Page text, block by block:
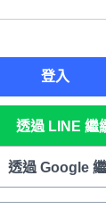
登入
透過 LINE 繼
透過 Google